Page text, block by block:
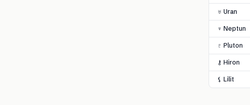
♅ Uran
♆ Neptun
♇ Pluton
⚷ Hiron
⚸ Lilit